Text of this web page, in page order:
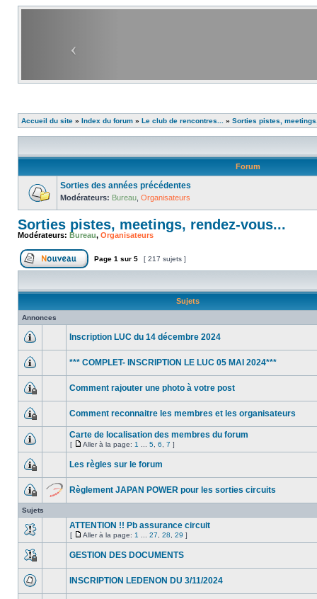
Accueil du site » Index du forum » Le club de rencontres... » Sorties pistes,
Forum
Sorties des années précédentes
Modérateurs: Bureau Organisateurs
Sorties pistes, meetings, rendez-vous...
Modérateurs: Bureau, Organisateurs
Page 1 sur 5 [ 217 sujets ]
Sujets
Annonces
Inscription LUC du 14 décembre 2024
*** COMPLET- INSCRIPTION LE LUC 05 MAI 2024***
Comment rajouter une photo à votre post
Comment reconnaitre les membres et les organisateurs
Carte de localisation des membres du forum
[ Aller à la page: 1 5 6 7 ]
Les règles sur le forum
Règlement JAPAN POWER pour les sorties circuits
Sujets
ATTENTION !! Pb assurance circuit
[ Aller à la page: 1 27 28 29 ]
GESTION DES DOCUMENTS
INSCRIPTION LEDENON DU 3/11/2024